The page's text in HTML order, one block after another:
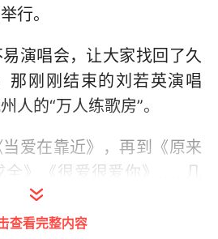
行。
演唱会，让大家找回了久
那刚刚结束的刘若英演唱
人的“万人练歌房”。
爱在靠近》，再到《原来
全》《很爱很爱你》……几
曲目，全场都会响起万人
查看完整内容